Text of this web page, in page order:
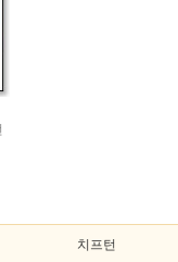
치프턴